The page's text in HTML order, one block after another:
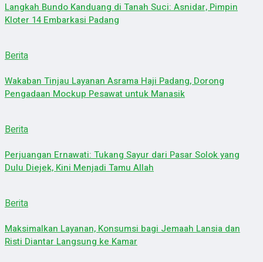
Langkah Bundo Kanduang di Tanah Suci: Asnidar, Pimpin
Kloter 14 Embarkasi Padang
Berita
Wakaban Tinjau Layanan Asrama Haji Padang, Dorong
Pengadaan Mockup Pesawat untuk Manasik
Berita
Perjuangan Ernawati: Tukang Sayur dari Pasar Solok yang
Dulu Diejek, Kini Menjadi Tamu Allah
Berita
Maksimalkan Layanan, Konsumsi bagi Jemaah Lansia dan
Risti Diantar Langsung ke Kamar